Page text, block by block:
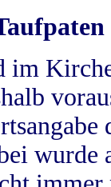
im
wurde